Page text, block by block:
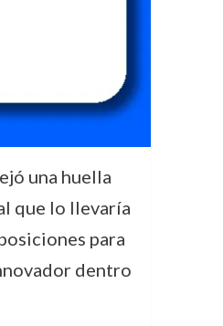
una huella
que lo llevaría
para
dentro